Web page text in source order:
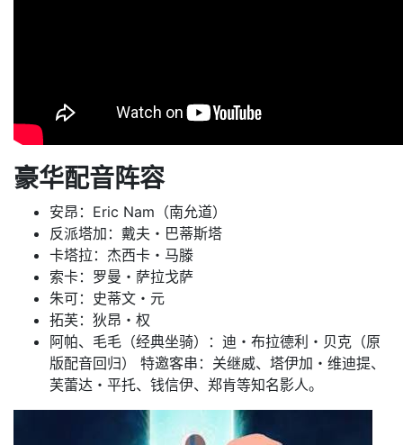
豪华配音阵容
安昂：Eric Nam（南允道）
反派塔加：戴夫・巴蒂斯塔
卡塔拉：杰西卡・马滕
索卡：罗曼・萨拉戈萨
朱可：史蒂文・元
拓芙：狄昂・权
阿帕、毛毛（经典坐骑）：迪・布拉德利・贝克（原
版配音回归） 特邀客串：关继威、塔伊加・维迪提、
芙蕾达・平托、钱信伊、郑肯等知名影人。